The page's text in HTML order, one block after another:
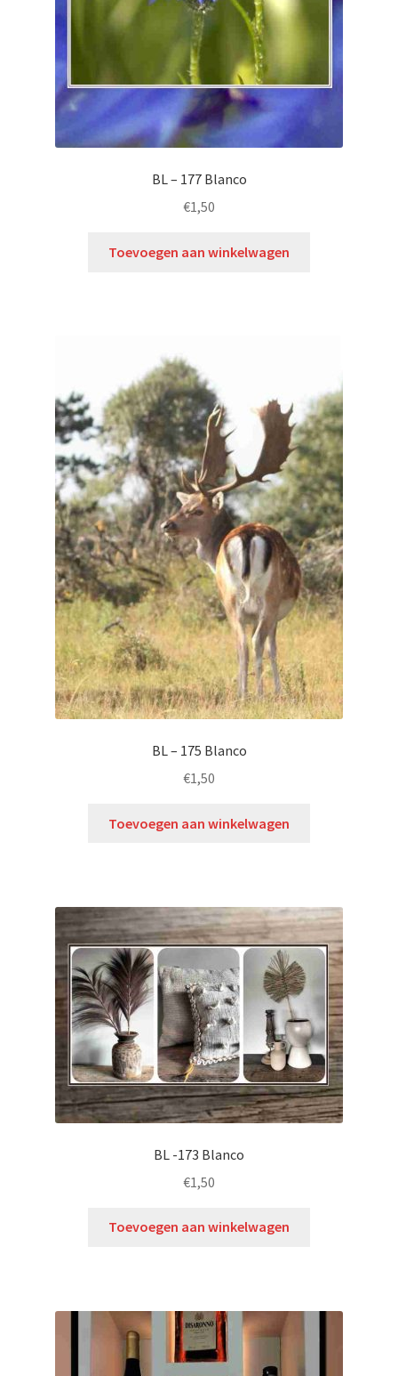
BL – 177 Blanco
€1,50
Toevoegen aan winkelwagen
BL – 175 Blanco
€1,50
Toevoegen aan winkelwagen
BL -173 Blanco
€1,50
Toevoegen aan winkelwagen